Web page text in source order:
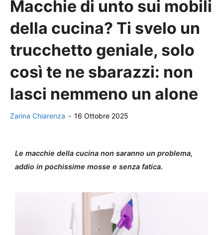
Macchie di unto sui mobili
della cucina? Ti svelo un
trucchetto geniale, solo
così te ne sbarazzi: non
lasci nemmeno un alone
Zarina Chiarenza - 16 Ottobre 2025
Le macchie della cucina non saranno un problema,
addio in pochissime mosse e senza fatica.